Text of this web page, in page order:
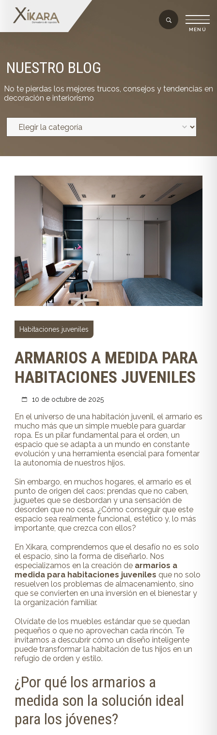
NUESTRO BLOG
No te pierdas los mejores trucos, consejos y tendencias en
decoración e interiorismo
Habitaciones juveniles
ARMARIOS A MEDIDA PARA
HABITACIONES JUVENILES
10 de octubre de 2025
En el universo de una habitación juvenil, el armario es
mucho más que un simple mueble para guardar
ropa. Es un pilar fundamental para el orden, un
espacio que se adapta a un mundo en constante
evolución y una herramienta esencial para fomentar
la autonomía de nuestros hijos.
Sin embargo, en muchos hogares, el armario es el
punto de origen del caos: prendas que no caben,
juguetes que se desbordan y una sensación de
desorden que no cesa. ¿Cómo conseguir que este
espacio sea realmente funcional, estético y, lo más
importante, que crezca con ellos?
En Xíkara, comprendemos que el desafío no es solo
el espacio, sino la forma de diseñarlo. Nos
especializamos en la creación de armarios a
medida para habitaciones juveniles que no solo
resuelven los problemas de almacenamiento, sino
que se convierten en una inversión en el bienestar y
la organización familiar.
Olvídate de los muebles estándar que se quedan
pequeños o que no aprovechan cada rincón. Te
invitamos a descubrir cómo un diseño inteligente
puede transformar la habitación de tus hijos en un
refugio de orden y estilo.
¿Por qué los armarios a
medida son la solución ideal
para los jóvenes?